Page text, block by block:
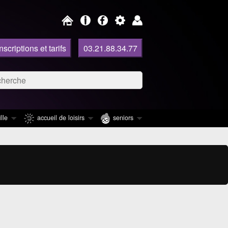
et tarifs 03.21.88.34.77
:
accueil de loisirs
seniors